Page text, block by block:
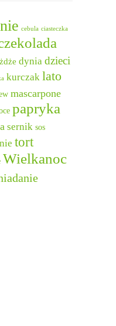
cebula ciasteczka
dynia dzieci
kurczak lato
mascarpone
papryka
sernik sos
tort
Wielkanoc